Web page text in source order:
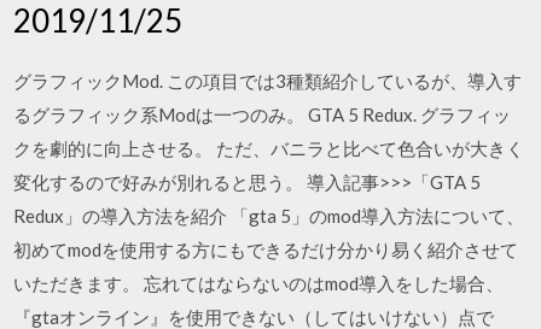
2019/11/25
グラフィックMod. この項目では3種類紹介しているが、導入す
るグラフィック系Modは一つのみ。 GTA 5 Redux. グラフィッ
クを劇的に向上させる。 ただ、バニラと比べて色合いが大きく
変化するので好みが別れると思う。 導入記事>>>「GTA 5
Redux」の導入方法を紹介 「gta 5」のmod導入方法について、
初めてmodを使用する方にもできるだけ分かり易く紹介させて
いただきます。 忘れてはならないのはmod導入をした場合、
『gtaオンライン』を使用できない（してはいけない）点で